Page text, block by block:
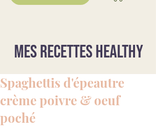
Mes recettes healthy
Spaghettis d'épeautre
crème poivre & oeuf
poché